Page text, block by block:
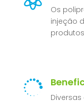
Os
injeção
